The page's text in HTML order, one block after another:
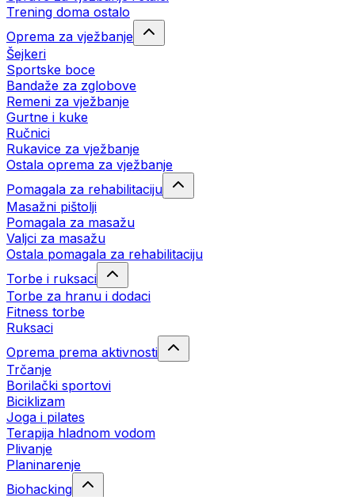
Trening doma ostalo
Oprema za vježbanje
Šejkeri
Sportske boce
Bandaže za zglobove
Remeni za vježbanje
Gurtne i kuke
Ručnici
Rukavice za vježbanje
Ostala oprema za vježbanje
Pomagala za rehabilitaciju
Masažni pištolji
Pomagala za masažu
Valjci za masažu
Ostala pomagala za rehabilitaciju
Torbe i ruksaci
Torbe za hranu i dodaci
Fitness torbe
Ruksaci
Oprema prema aktivnosti
Trčanje
Borilački sportovi
Biciklizam
Joga i pilates
Terapija hladnom vodom
Plivanje
Planinarenje
Biohacking